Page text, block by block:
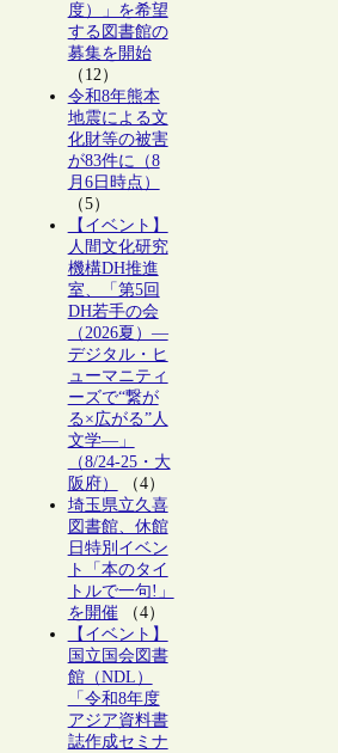
度）」を希望
する図書館の
募集を開始
（12）
令和8年熊本
地震による文
化財等の被害
が83件に（8
月6日時点）
（5）
【イベント】
人間文化研究
機構DH推進
室、「第5回
DH若手の会
（2026夏）―
デジタル・ヒ
ューマニティ
ーズで“繋が
る×広がる”人
文学―」
（8/24-25・大
阪府）
（4）
埼玉県立久喜
図書館、休館
日特別イベン
ト「本のタイ
トルで一句!」
を開催（4）
【イベント】
国立国会図書
館（NDL）
「令和8年度
アジア資料書
誌作成セミナ